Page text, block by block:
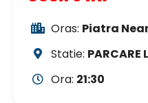
Oras: Piatra
Statie: PARCARE
Ora: 21:30